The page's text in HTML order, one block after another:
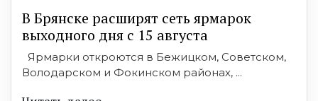
В Брянске расширят сеть ярмарок
выходного дня с 15 августа
Ярмарки откроются в Бежицком, Советском,
Володарском и Фокинском районах, ...